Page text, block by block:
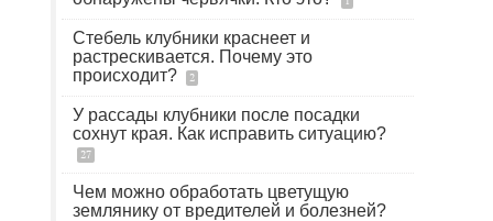
Стебель клубники краснеет и
растрескивается. Почему это
происходит?
2
У рассады клубники после посадки
сохнут края. Как исправить ситуацию?
27
Чем можно обработать цветущую
землянику от вредителей и болезней?